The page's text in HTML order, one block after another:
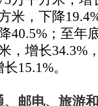
米，下降
40.5% ；至年
，增长34.3%
长15.1%。
、邮电、旅游